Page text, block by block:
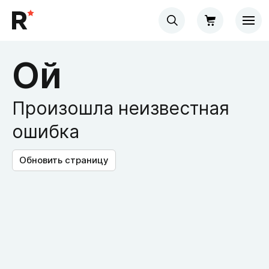
Ой
Произошла неизвестная
ошибка
Обновить страницу